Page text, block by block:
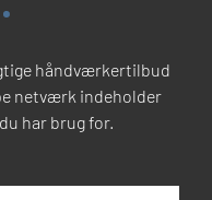
håndværkertilbud
netværk indeholder
har brug for.